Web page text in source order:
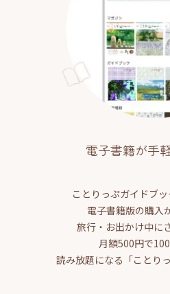
電子書籍が手
ことりっぷガイドブ
電子書籍版の購入
旅行・お出かけ中に
月額500円で
読み放題になる「ことり